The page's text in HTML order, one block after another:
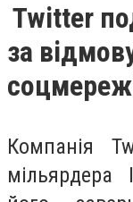
Twitter
за
Компанія